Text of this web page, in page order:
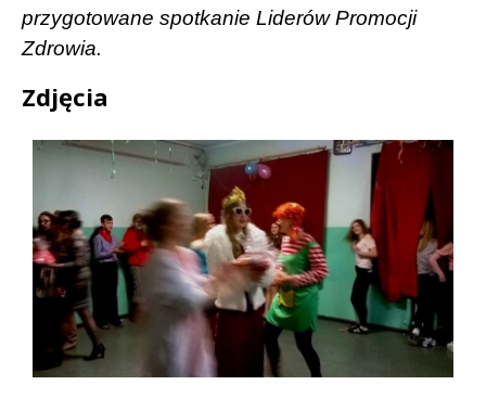
przygotowane spotkanie Liderów Promocji
Zdrowia.
Zdjęcia